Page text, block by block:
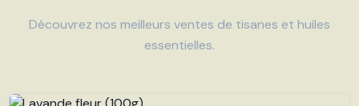
Découvrez nos meilleurs ventes de tisanes et huiles
essentielles.